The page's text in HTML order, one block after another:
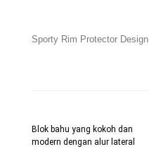
Sporty Rim Protector Design
Blok bahu yang kokoh dan
modern dengan alur lateral